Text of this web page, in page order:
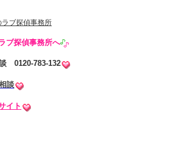
ブ探偵事務所へ
0120-783-132
談
イト